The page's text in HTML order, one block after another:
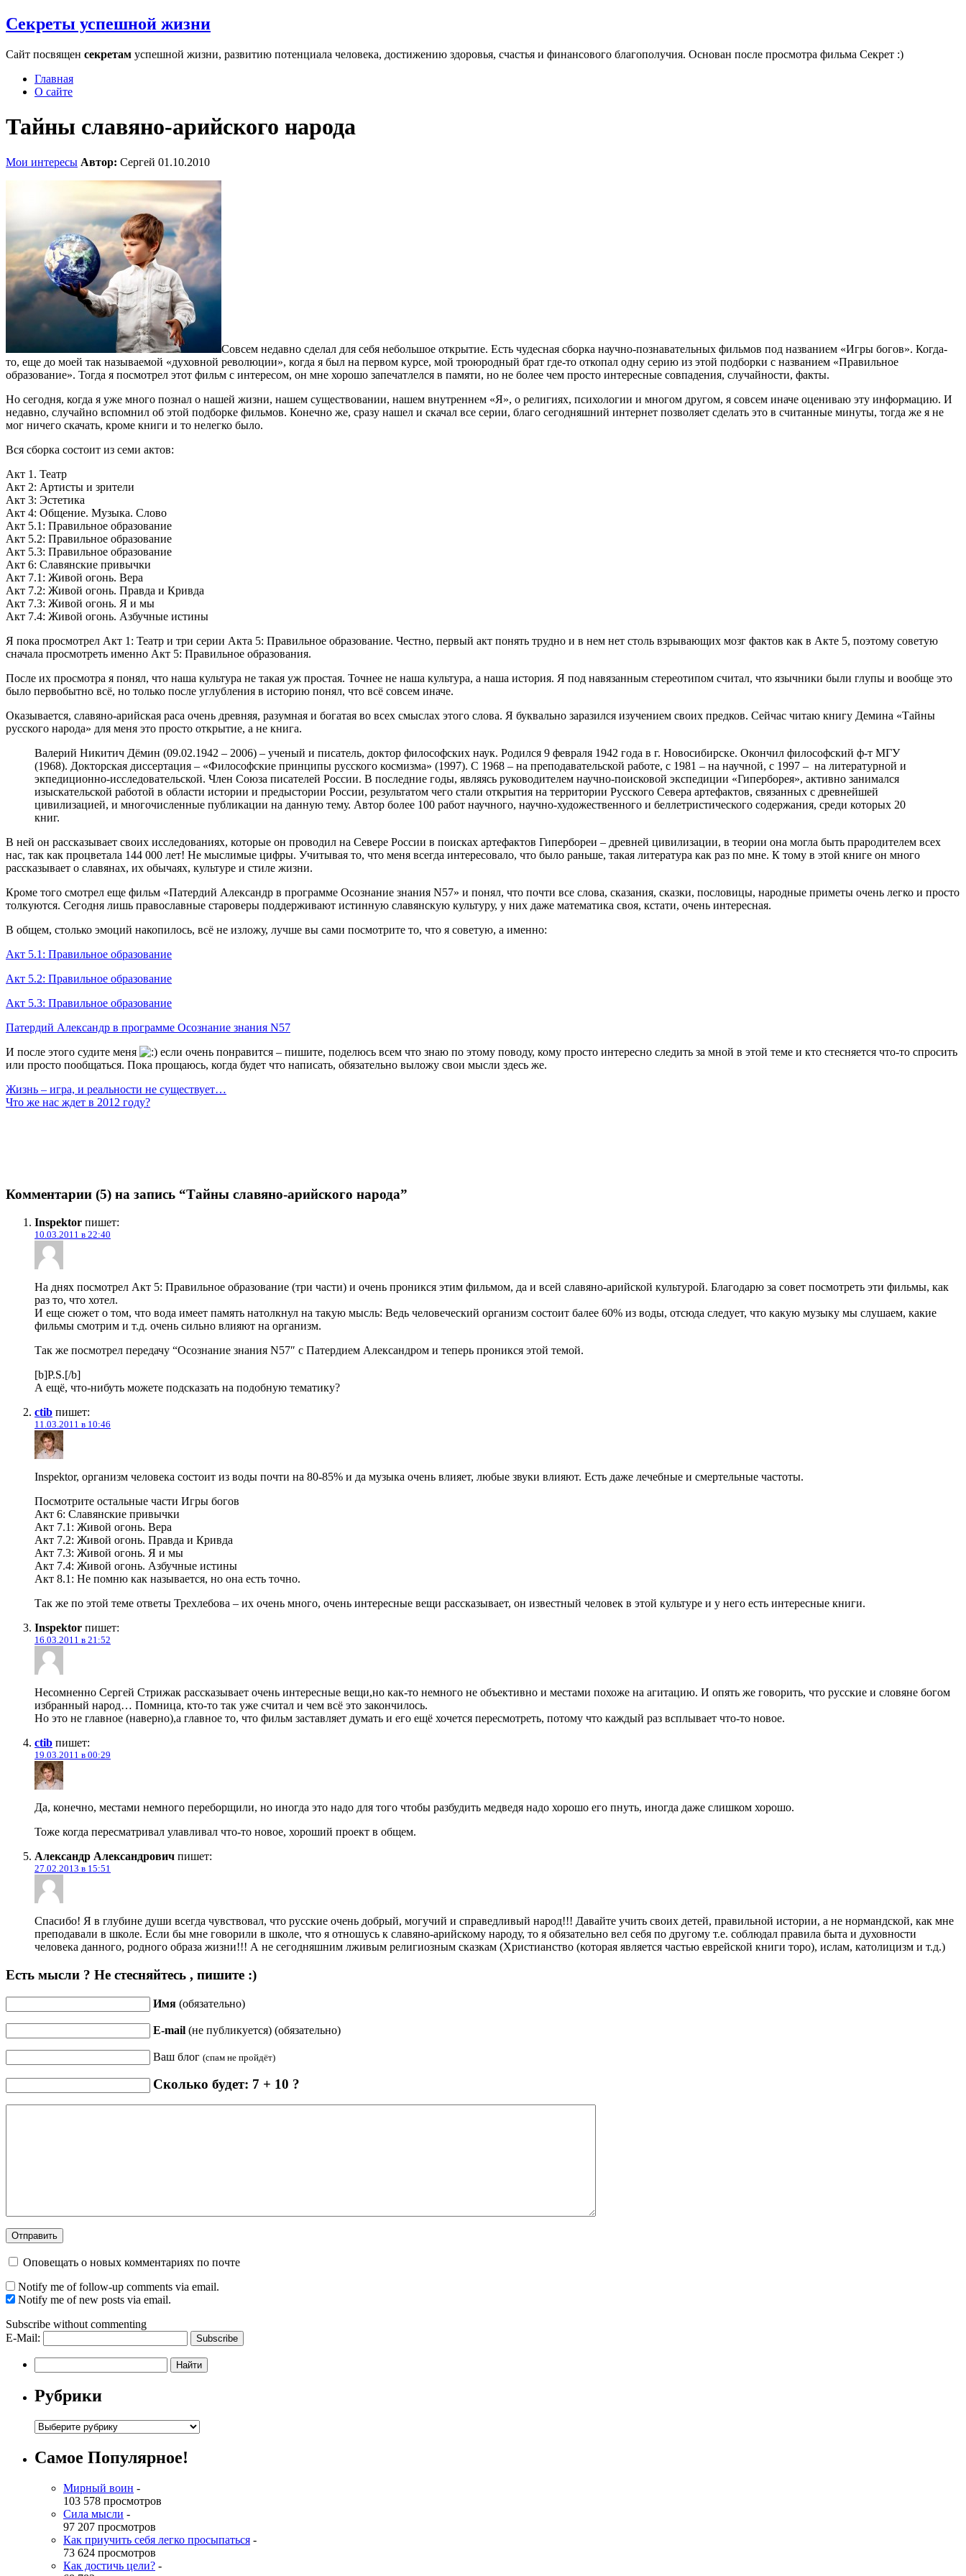
Секреты успешной жизни
Сайт посвящен секретам успешной жизни, развитию потенциала человека, достижению здоровья, счастья и финансового благополучия. Основан после просмотра фильма Секрет :)
Главная
О сайте
Тайны славяно-арийского народа
Мои интересы Автор: Сергей 01.10.2010
Совсем недавно сделал для себя небольшое открытие. Есть чудесная сборка научно-познавательных фильмов под названием «Игры богов». Когда-
то, еще до моей так называемой «духовной революции», когда я был на первом курсе, мой троюродный брат где-то откопал одну серию из этой подборки с названием «Правильное
образование». Тогда я посмотрел этот фильм с интересом, он мне хорошо запечатлелся в памяти, но не более чем просто интересные совпадения, случайности, факты.
Но сегодня, когда я уже много познал о нашей жизни, нашем существовании, нашем внутреннем «Я», о религиях, психологии и многом другом, я совсем иначе оцениваю эту информацию. И
недавно, случайно вспомнил об этой подборке фильмов. Конечно же, сразу нашел и скачал все серии, благо сегодняшний интернет позволяет сделать это в считанные минуты, тогда же я не
мог ничего скачать, кроме книги и то нелегко было.
Вся сборка состоит из семи актов:
Акт 1. Театр
Акт 2: Артисты и зрители
Акт 3: Эстетика
Акт 4: Общение. Музыка. Слово
Акт 5.1: Правильное образование
Акт 5.2: Правильное образование
Акт 5.3: Правильное образование
Акт 6: Славянские привычки
Акт 7.1: Живой огонь. Вера
Акт 7.2: Живой огонь. Правда и Кривда
Акт 7.3: Живой огонь. Я и мы
Акт 7.4: Живой огонь. Азбучные истины
Я пока просмотрел Акт 1: Театр и три серии Акта 5: Правильное образование. Честно, первый акт понять трудно и в нем нет столь взрывающих мозг фактов как в Акте 5, поэтому советую
сначала просмотреть именно Акт 5: Правильное образования.
После их просмотра я понял, что наша культура не такая уж простая. Точнее не наша культура, а наша история. Я под навязанным стереотипом считал, что язычники были глупы и вообще это
было первобытно всё, но только после углубления в историю понял, что всё совсем иначе.
Оказывается, славяно-арийская раса очень древняя, разумная и богатая во всех смыслах этого слова. Я буквально заразился изучением своих предков. Сейчас читаю книгу Демина «Тайны
русского народа» для меня это просто открытие, а не книга.
Валерий Никитич Дёмин (09.02.1942 – 2006) – ученый и писатель, доктор философских наук. Родился 9 февраля 1942 года в г. Новосибирске. Окончил философский ф-т МГУ
(1968). Докторская диссертация – «Философские принципы русского космизма» (1997). С 1968 – на преподавательской работе, с 1981 – на научной, с 1997 – на литературной и
экпедиционно-исследовательской. Член Союза писателей России. В последние годы, являясь руководителем научно-поисковой экспедиции «Гиперборея», активно занимался
изыскательской работой в области истории и предыстории России, результатом чего стали открытия на территории Русского Севера артефактов, связанных с древнейшей
цивилизацией, и многочисленные публикации на данную тему. Автор более 100 работ научного, научно-художественного и беллетристического содержания, среди которых 20
книг.
В ней он рассказывает своих исследованиях, которые он проводил на Севере России в поисках артефактов Гипербореи – древней цивилизации, в теории она могла быть прародителем всех
нас, так как процветала 144 000 лет! Не мыслимые цифры. Учитывая то, что меня всегда интересовало, что было раньше, такая литература как раз по мне. К тому в этой книге он много
рассказывает о славянах, их обычаях, культуре и стиле жизни.
Кроме того смотрел еще фильм «Патердий Александр в программе Осознание знания N57» и понял, что почти все слова, сказания, сказки, пословицы, народные приметы очень легко и просто
толкуются. Сегодня лишь православные староверы поддерживают истинную славянскую культуру, у них даже математика своя, кстати, очень интересная.
В общем, столько эмоций накопилось, всё не изложу, лучше вы сами посмотрите то, что я советую, а именно:
Акт 5.1: Правильное образование
Акт 5.2: Правильное образование
Акт 5.3: Правильное образование
Патердий Александр в программе Осознание знания N57
И после этого судите меня
если очень понравится – пишите, поделюсь всем что знаю по этому поводу, кому просто интересно следить за мной в этой теме и кто стесняется что-то спросить
или просто пообщаться. Пока прощаюсь, когда будет что написать, обязательно выложу свои мысли здесь же.
Жизнь – игра, и реальности не существует…
Что же нас ждет в 2012 году?
Комментарии (5) на запись “Тайны славяно-арийского народа”
Inspektor пишет:
10.03.2011 в 22:40
На днях посмотрел Акт 5: Правильное образование (три части) и очень проникся этим фильмом, да и всей славяно-арийской культурой. Благодарю за совет посмотреть эти фильмы, как
раз то, что хотел.
И еще сюжет о том, что вода имеет память натолкнул на такую мысль: Ведь человеческий организм состоит балее 60% из воды, отсюда следует, что какую музыку мы слушаем, какие
фильмы смотрим и т.д. очень сильно влияют на организм.
Так же посмотрел передачу “Осознание знания N57″ с Патердием Александром и теперь проникся этой темой.
[b]P.S.[/b]
А ещё, что-нибуть можете подсказать на подобную тематику?
ctib пишет:
11.03.2011 в 10:46
Inspektor, организм человека состоит из воды почти на 80-85% и да музыка очень влияет, любые звуки влияют. Есть даже лечебные и смертельные частоты.
Посмотрите остальные части Игры богов
Акт 6: Славянские привычки
Акт 7.1: Живой огонь. Вера
Акт 7.2: Живой огонь. Правда и Кривда
Акт 7.3: Живой огонь. Я и мы
Акт 7.4: Живой огонь. Азбучные истины
Акт 8.1: Не помню как называется, но она есть точно.
Так же по этой теме ответы Трехлебова – их очень много, очень интересные вещи рассказывает, он известный человек в этой культуре и у него есть интересные книги.
Inspektor пишет:
16.03.2011 в 21:52
Несомненно Сергей Стрижак рассказывает очень интересные вещи,но как-то немного не объективно и местами похоже на агитацию. И опять же говорить, что русские и словяне богом
избранный народ… Помница, кто-то так уже считал и чем всё это закончилось.
Но это не главное (наверно),а главное то, что фильм заставляет думать и его ещё хочется пересмотреть, потому что каждый раз всплывает что-то новое.
ctib пишет:
19.03.2011 в 00:29
Да, конечно, местами немного переборщили, но иногда это надо для того чтобы разбудить медведя надо хорошо его пнуть, иногда даже слишком хорошо.
Тоже когда пересматривал улавливал что-то новое, хороший проект в общем.
Александр Александрович пишет:
27.02.2013 в 15:51
Спасибо! Я в глубине души всегда чувствовал, что русские очень добрый, могучий и справедливый народ!!! Давайте учить своих детей, правильной истории, а не нормандской, как мне
преподавали в школе. Если бы мне говорили в школе, что я отношусь к славяно-арийскому народу, то я обязательно вел себя по другому т.е. соблюдал правила быта и духовности
человека данного, родного образа жизни!!! А не сегодняшним лживым религиозным сказкам (Христианство (которая является частью еврейской книги торо), ислам, католицизм и т.д.)
Есть мысли ? Не стесняйтесь , пишите :)
Имя (обязательно)
E-mail (не публикуется) (обязательно)
Ваш блог (спам не пройдёт)
Сколько будет: 7 + 10 ?
Оповещать о новых комментариях по почте
Notify me of follow-up comments via email.
Notify me of new posts via email.
Subscribe without commenting
E-Mail:
Рубрики
Самое Популярное!
Мирный воин -
103 578 просмотров
Сила мысли -
97 207 просмотров
Как приучить себя легко просыпаться -
73 624 просмотров
Как достичь цели? -